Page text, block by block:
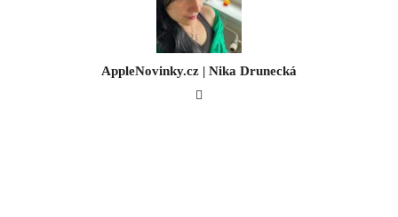
AppleNovinky.cz | Nika Drunecká